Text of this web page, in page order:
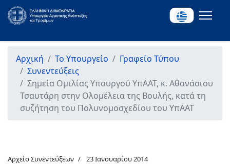
Αρχική Το Υπουργείο
Γραφείο Τύπου
Συνεντεύξεις
Σημεία Ομιλίας Υπουργού ΥπΑΑΤ, κ. Αθανάσιου
Τσαυτάρη στην Ολομέλεια της Βουλής, κατά τη
συζήτηση του Πολυνομοσχεδίου του ΥπΑΑΤ
Αρχείο Συνεντεύξεων 23 Ιανουαρίου 2014